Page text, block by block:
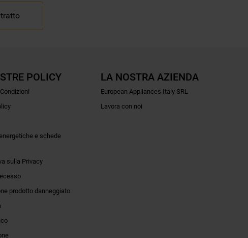
POLICY
e schede
sulla Privacy
prodotto danneggiato
LA NOSTRA AZIENDA
European Appliances Italy SRL
Lavora con noi